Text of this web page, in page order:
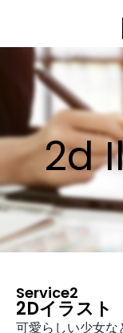
2d
Service2
2Dイラスト
可愛らしい少女な